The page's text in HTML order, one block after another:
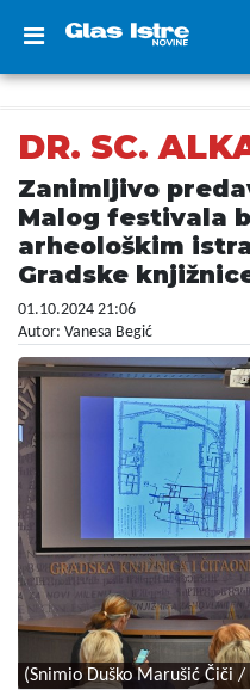
DR. SC.
Zanimljivo
Malog festivala
arheološkim
Gradske
01.10.2024 21:06
Autor: Vanesa Begić
(Snimio Duško Marušić Čiči /